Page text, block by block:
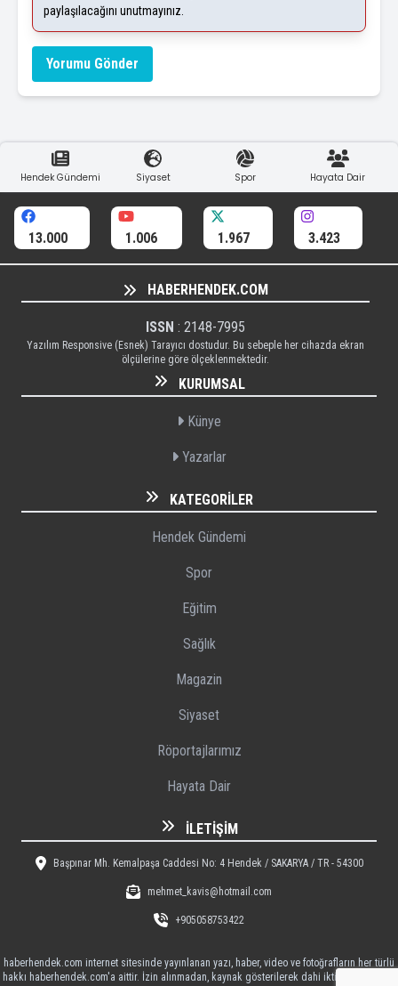
paylaşılacağını unutmayınız.
Yorumu Gönder
Hendek Gündemi Siyaset Spor Hayata Dair
13.000 1.006 1.967 3.423
HABERHENDEK.COM
ISSN : 2148-7995
Yazılım Responsive (Esnek) Tarayıcı dostudur. Bu sebeple her cihazda ekran
ölçülerine göre ölçeklenmektedir.
KURUMSAL
Künye
Yazarlar
KATEGORILER
Hendek Gündemi
Spor
Eğitim
Sağlık
Magazin
Siyaset
Röportajlarımız
Hayata Dair
İLETIŞIM
Başpınar Mh. Kemalpaşa Caddesi No: 4 Hendek / SAKARYA / TR - 54300
mehmet_kavis@hotmail.com
+905058753422
haberhendek.com internet sitesinde yayınlanan yazı, haber, video ve fotoğrafların her türlü
hakkı haberhendek.com'a aittir. İzin alınmadan, kaynak gösterilerek dahi iktibas edilemez